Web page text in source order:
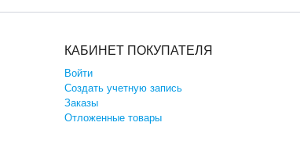
КАБИНЕТ ПОКУПАТЕЛЯ
Войти
Создать учетную запись
Заказы
Отложенные товары